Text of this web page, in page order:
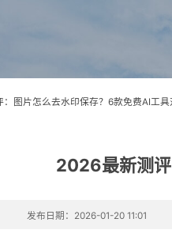
图片怎么去水印保存？6款免费AI工具
2026最新测评
发布日期：2026-01-20 11:01